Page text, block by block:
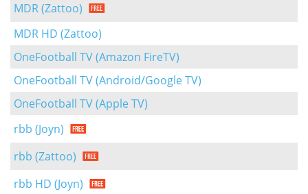
MDR (Zattoo)
MDR HD (Zattoo)
OneFootball TV (Amazon FireTV)
OneFootball TV (Android/Google TV)
OneFootball TV (Apple TV)
rbb (Joyn)
rbb (Zattoo)
rbb HD (Joyn)